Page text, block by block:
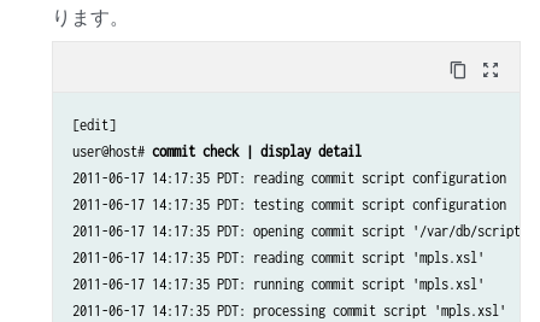
ります。
content_copy zoom_out_map
[edit]
user@host# commit check | display detail
2011-06-17 14:17:35 PDT: reading commit script configuration
2011-06-17 14:17:35 PDT: testing commit script configuration
2011-06-17 14:17:35 PDT: opening commit script '/var/db/scripts/
2011-06-17 14:17:35 PDT: reading commit script 'mpls.xsl'
2011-06-17 14:17:35 PDT: running commit script 'mpls.xsl'
2011-06-17 14:17:35 PDT: processing commit script 'mpls.xsl'